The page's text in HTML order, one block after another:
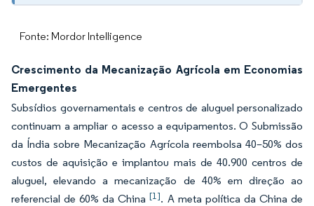
Fonte: Mordor Intelligence
Crescimento da Mecanização Agrícola em Economias
Emergentes
Subsídios governamentais e centros de aluguel personalizado
continuam a ampliar o acesso a equipamentos. O Submissão
da Índia sobre Mecanização Agrícola reembolsa 40–50% dos
custos de aquisição e implantou mais de 40.900 centros de
aluguel, elevando a mecanização de 40% em direção ao
referencial de 60% da China[1]. A meta política da China de